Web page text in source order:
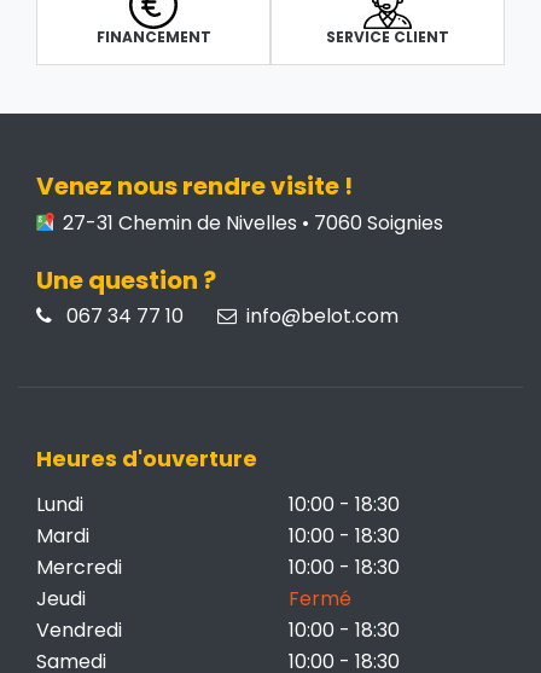
FINANCEMENT SERVICE CLIENT
Venez nous rendre visite !
27-31 Chemin de Nivelles • 7060 Soignies
Une question ?
067 34 77 10 info@belot.com
Heures d'ouverture
Lundi
10:00 - 18:30
Mardi
10:00 - 18:30
Mercredi
10:00 - 18:30
Jeudi
Fermé
Vendredi
10:00 - 18:30
Samedi
10:00 - 18:30